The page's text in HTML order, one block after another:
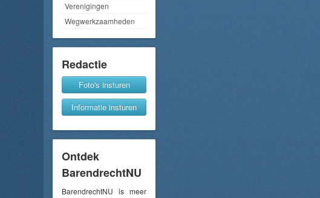
Verenigingen
Wegwerkzaamheden
Redactie
Foto's insturen
Informatie insturen
Ontdek
BarendrechtNU
BarendrechtNU is meer